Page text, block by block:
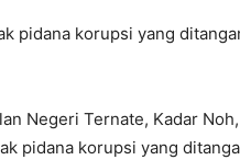
pidana korupsi yang
Negeri Ternate, Kadar
pidana korupsi yang